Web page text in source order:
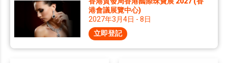
港會議展覽中心)
2027年3月4日 - 8日
立即登記